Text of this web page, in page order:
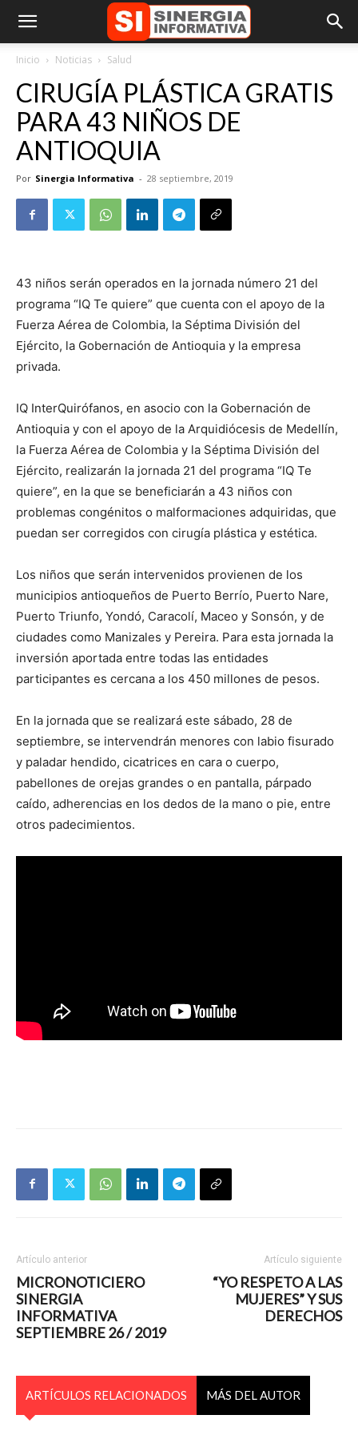
Inicio Noticias Salud
CIRUGÍA PLÁSTICA GRATIS
PARA 43 NIÑOS DE
ANTIOQUIA
Por Sinergia Informativa - 28 septiembre, 2019
43 niños serán operados en la jornada número 21 del
programa “IQ Te quiere” que cuenta con el apoyo de la
Fuerza Aérea de Colombia, la Séptima División del
Ejército, la Gobernación de Antioquia y la empresa
privada.
IQ InterQuirófanos, en asocio con la Gobernación de
Antioquia y con el apoyo de la Arquidiócesis de Medellín,
la Fuerza Aérea de Colombia y la Séptima División del
Ejército, realizarán la jornada 21 del programa “IQ Te
quiere”, en la que se beneficiarán a 43 niños con
problemas congénitos o malformaciones adquiridas, que
puedan ser corregidos con cirugía plástica y estética.
Los niños que serán intervenidos provienen de los
municipios antioqueños de Puerto Berrío, Puerto Nare,
Puerto Triunfo, Yondó, Caracolí, Maceo y Sonsón, y de
ciudades como Manizales y Pereira. Para esta jornada la
inversión aportada entre todas las entidades
participantes es cercana a los 450 millones de pesos.
En la jornada que se realizará este sábado, 28 de
septiembre, se intervendrán menores con labio fisurado
y paladar hendido, cicatrices en cara o cuerpo,
pabellones de orejas grandes o en pantalla, párpado
caído, adherencias en los dedos de la mano o pie, entre
otros padecimientos.
Artículo anterior
MICRONOTICIERO
SINERGIA
INFORMATIVA
SEPTIEMBRE 26 / 2019
Artículo siguiente
“YO RESPETO A LAS
MUJERES” Y SUS
DERECHOS
ARTÍCULOS RELACIONADOS MÁS DEL AUTOR